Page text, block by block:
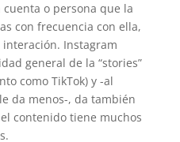
o persona que la
con frecuencia con ella,
Instagram
general de la “stories”
como TikTok) y -al
da menos-, da también
contenido tiene muchos